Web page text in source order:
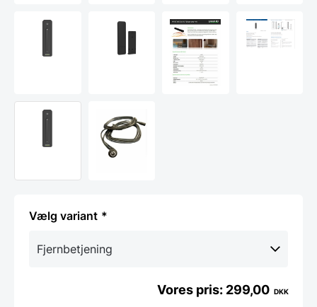
variant
299,00 DKK